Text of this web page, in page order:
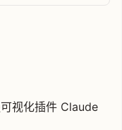
视化插件 Claude